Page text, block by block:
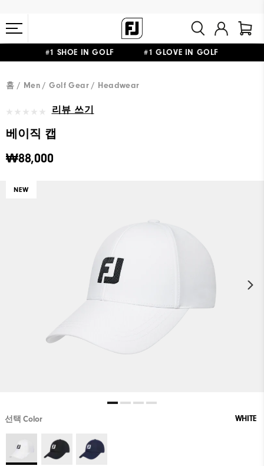
#1 SHOE IN GOLF #1 GLOVE IN GOLF
홈 Men Golf Gear Headwear
리뷰 쓰기
베이직 캡
₩88,000
NEW
선택 Color WHITE